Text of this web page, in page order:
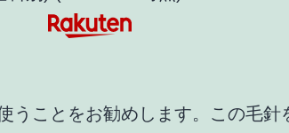
うことをお勧めします。この毛針